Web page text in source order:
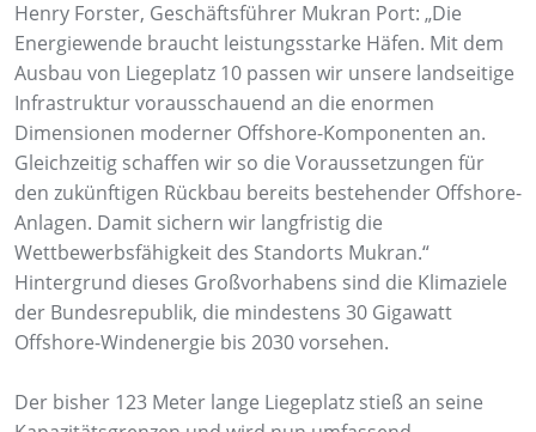
Henry Forster, Geschäftsführer Mukran Port: „Die
Energiewende braucht leistungsstarke Häfen. Mit dem
Ausbau von Liegeplatz 10 passen wir unsere landseitige
Infrastruktur vorausschauend an die enormen
Dimensionen moderner Offshore-Komponenten an.
Gleichzeitig schaffen wir so die Voraussetzungen für
den zukünftigen Rückbau bereits bestehender Offshore-
Anlagen. Damit sichern wir langfristig die
Wettbewerbsfähigkeit des Standorts Mukran.“
Hintergrund dieses Großvorhabens sind die Klimaziele
der Bundesrepublik, die mindestens 30 Gigawatt
Offshore-Windenergie bis 2030 vorsehen.
Der bisher 123 Meter lange Liegeplatz stieß an seine